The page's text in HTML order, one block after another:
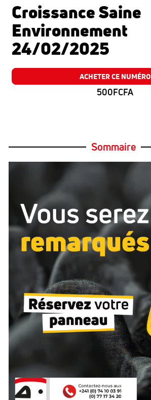
Croissance Saine
Environnement
24/02/2025
ACHETER CE NUMÉRO
500FCFA
Sommaire